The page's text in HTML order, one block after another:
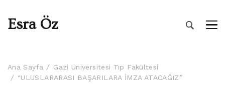
Esra Öz
Ana Sayfa
Gazi Üniversitesi Tıp Fakültesi
“ULUSLARARASI BAŞARILARA İMZA ATACAĞIZ”